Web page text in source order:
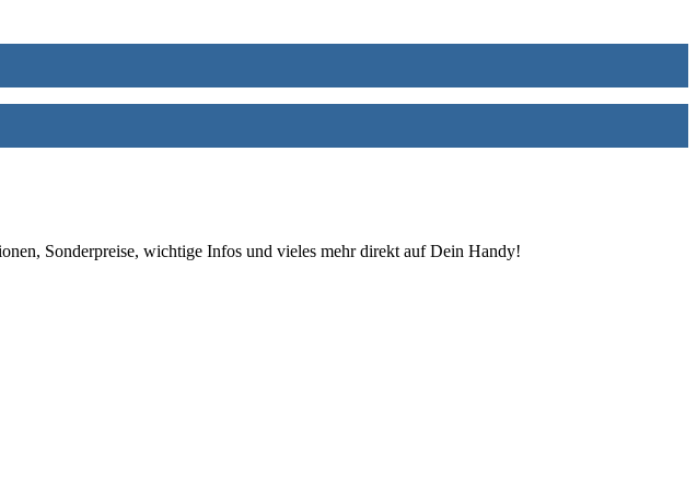
Sonderpreise, wichtige Infos und vieles mehr direkt auf Dein Handy!